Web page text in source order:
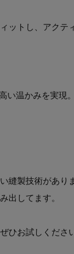
ットし、アクテ
い温かみを実現。
縫製技術があり
出してます。
ひお試しください